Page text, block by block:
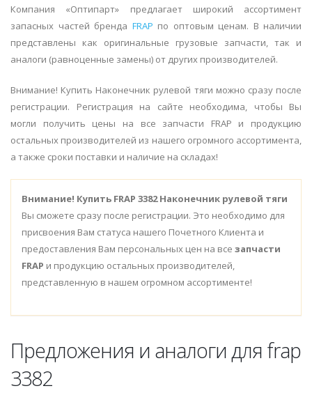
Компания «Оптипарт» предлагает широкий ассортимент
запасных частей бренда FRAP по оптовым ценам. В наличии
представлены как оригинальные грузовые запчасти, так и
аналоги (равноценные замены) от других производителей.
Внимание! Купить Наконечник рулевой тяги можно сразу после
регистрации. Регистрация на сайте необходима, чтобы Вы
могли получить цены на все запчасти FRAP и продукцию
остальных производителей из нашего огромного ассортимента,
а также сроки поставки и наличие на складах!
Внимание! Купить FRAP 3382 Наконечник рулевой тяги
Вы сможете сразу после регистрации. Это необходимо для
присвоения Вам статуса нашего Почетного Клиента и
предоставления Вам персональных цен на все запчасти
FRAP и продукцию остальных производителей,
представленную в нашем огромном ассортименте!
Предложения и аналоги для frap
3382